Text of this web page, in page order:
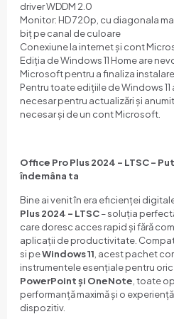
driver WDDM 2.0
Monitor: HD 720p, cu diagonala
biț pe canal de culoare
Conexiune la internet și cont
Ediția de Windows 11 Home are
Microsoft pentru a finaliza
Pentru toate edițiile de Windows
necesar pentru actualizări și
necesar și de un cont Microsoft.
Office Pro Plus 2024 – LTSC –
îndemâna ta
Bine ai venit în era eficienței
Plus 2024 – LTSC– soluția
care doresc acces rapid și fără
aplicații de productivitate.
si peWindows 11 , acest pachet
instrumentele esențiale pentru
PowerPoint și OneNote , toate
performanță maximă și o
dispozitiv.